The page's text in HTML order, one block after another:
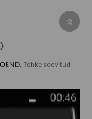
. Tehke soovitud